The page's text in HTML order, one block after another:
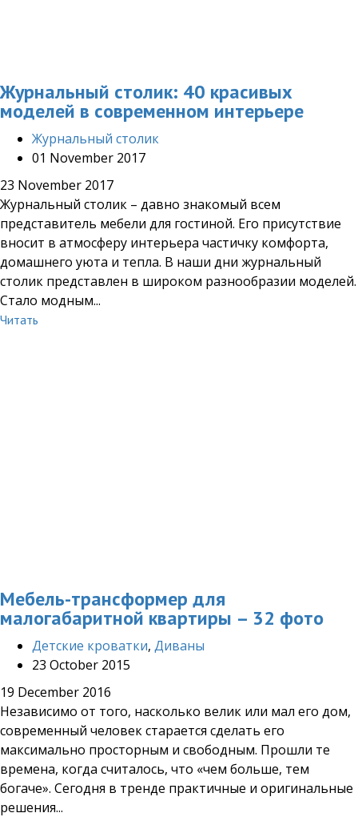
Журнальный столик: 40 красивых
моделей в современном интерьере
Журнальный столик
01 November 2017
23 November 2017
Журнальный столик – давно знакомый всем
представитель мебели для гостиной. Его присутствие
вносит в атмосферу интерьера частичку комфорта,
домашнего уюта и тепла. В наши дни журнальный
столик представлен в широком разнообразии моделей.
Стало модным...
Читать
Мебель-трансформер для
малогабаритной квартиры – 32 фото
Детские кроватки, Диваны
23 October 2015
19 December 2016
Независимо от того, насколько велик или мал его дом,
современный человек старается сделать его
максимально просторным и свободным. Прошли те
времена, когда считалось, что «чем больше, тем
богаче». Сегодня в тренде практичные и оригинальные
решения...